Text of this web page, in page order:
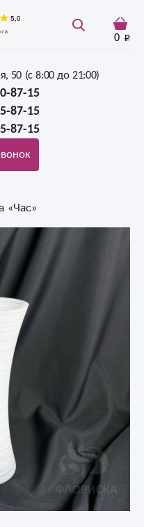
0
50 (c 8:00 до 21:00)
87-15
87-15
87-15
«Час»